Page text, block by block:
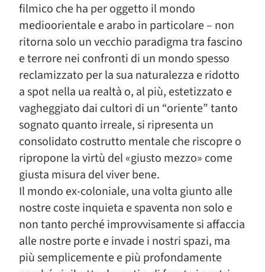
filmico che ha per oggetto il mondo
medioorientale e arabo in particolare – non
ritorna solo un vecchio paradigma tra fascino
e terrore nei confronti di un mondo spesso
reclamizzato per la sua naturalezza e ridotto
a spot nella ua realtà o, al più, estetizzato e
vagheggiato dai cultori di un “oriente” tanto
sognato quanto irreale, si ripresenta un
consolidato costrutto mentale che riscopre o
ripropone la virtù del «giusto mezzo» come
giusta misura del viver bene.
Il mondo ex-coloniale, una volta giunto alle
nostre coste inquieta e spaventa non solo e
non tanto perché improvvisamente si affaccia
alle nostre porte e invade i nostri spazi, ma
più semplicemente e più profondamente